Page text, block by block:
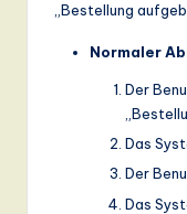
„Bestellung
Normaler
Der
Das
Der
Das